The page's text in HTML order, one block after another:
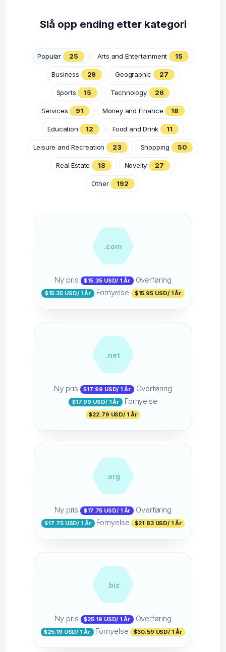
Slå opp ending etter kategori
Popular 25 Arts and Entertainment 15
Business 29 Geographic 27
Sports 15 Technology 26
Services 91 Money and Finance 18
Education 12 Food and Drink 11
Leisure and Recreation 23 Shopping 50
Real Estate 18 Novelty 27
Other 192
.com
Ny pris $15.35 USD/ 1 År Overføring
$15.35 USD/ 1 År Fornyelse $15.95 USD/ 1 År
.net
Ny pris $17.99 USD/ 1 År Overføring
$17.99 USD/ 1 År Fornyelse
$22.79 USD/ 1 År
.org
Ny pris $17.75 USD/ 1 År Overføring
$17.75 USD/ 1 År Fornyelse $21.83 USD/ 1 År
.biz
Ny pris $25.19 USD/ 1 År Overføring
$25.19 USD/ 1 År Fornyelse $30.59 USD/ 1 År